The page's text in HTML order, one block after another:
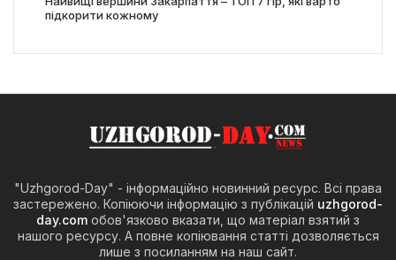
підкорити кожному
"Uzhgorod-Day" - інформаційно новинний ресурс. Всі права
застережено. Копіюючи інформацію з публікацій uzhgorod-
day.com обов'язково вказати, що матеріал взятий з
нашого ресурсу. А повне копіювання статті дозволяється
лише з посиланням на наш сайт.